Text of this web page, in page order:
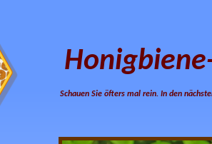
Schauen Sie öfters mal rein. In den